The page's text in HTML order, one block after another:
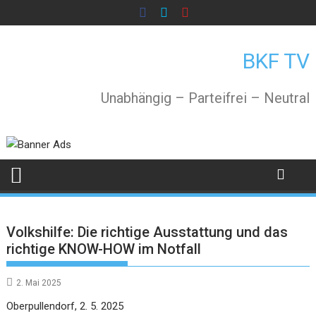
to
BKF TV
Unabhängig – Parteifrei – Neutral
Volkshilfe: Die richtige Ausstattung und das
richtige KNOW-HOW im Notfall
2. Mai 2025
Oberpullendorf, 2. 5. 2025